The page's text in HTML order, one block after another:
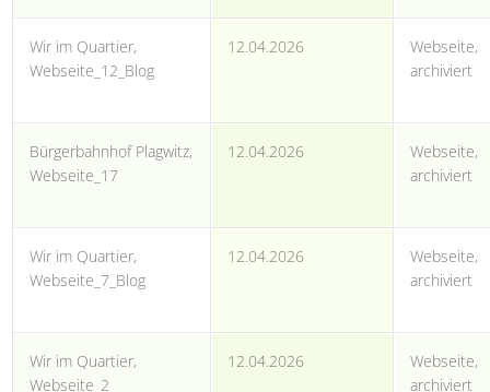
Wir im Quartier,
Webseite_12_Blog
12.04.2026
Webseite,
archiviert
Bürgerbahnhof Plagwitz,
Webseite_17
12.04.2026
Webseite,
archiviert
Wir im Quartier,
Webseite_7_Blog
12.04.2026
Webseite,
archiviert
Wir im Quartier,
Webseite_2
12.04.2026
Webseite,
archiviert